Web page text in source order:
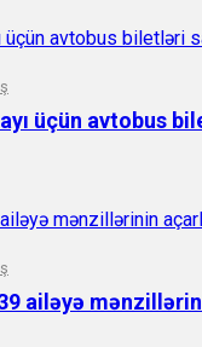
üçün avtobus
ailəyə